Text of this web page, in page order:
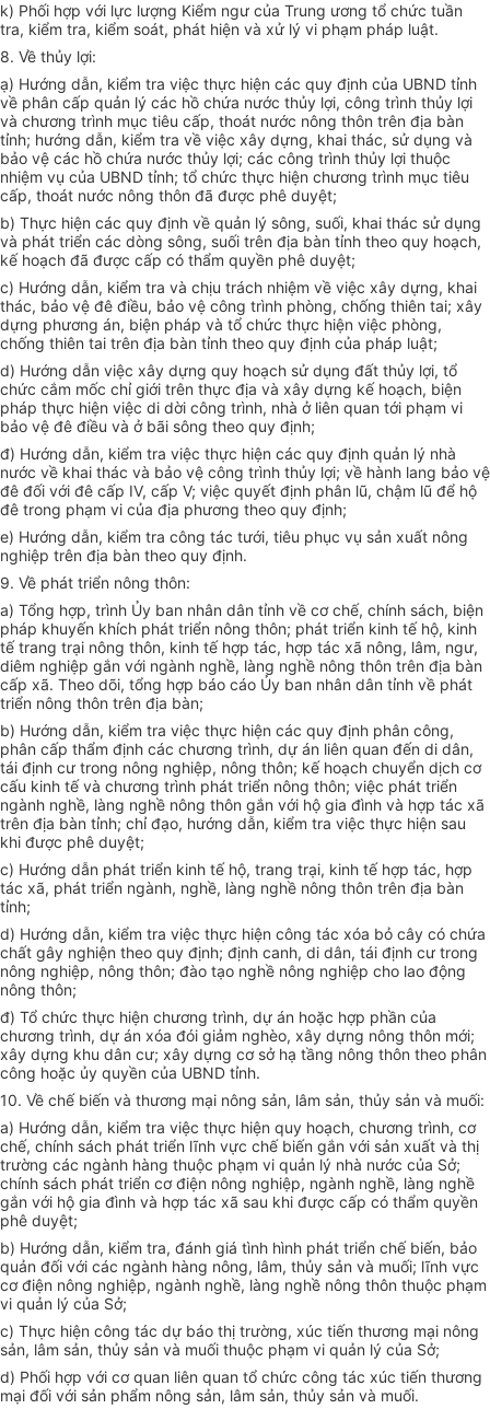
k) Phối hợp với lực lượng Kiểm ngư của Trung ương tổ chức tuần
tra, kiểm tra, kiểm soát, phát hiện và xử lý vi phạm pháp luật.
8. Về thủy lợi:
ạ) Hướng dẫn, kiểm tra việc thực hiện các quy định của UBND tỉnh
về phân cấp quản lý các hồ chứa nước thủy lợi, công trình thủy lợi
và chương trình mục tiêu cấp, thoát nước nông thôn trên địa bàn
tỉnh; hướng dẫn, kiểm tra về việc xây dựng, khai thác, sử dụng và
bảo vệ các hồ chứa nước thủy lợi; các công trình thủy lợi thuộc
nhiệm vụ của UBND tỉnh; tổ chức thực hiện chương trình mục tiêu
cấp, thoát nước nông thôn đã được phê duyệt;
b) Thực hiện các quy định về quản lý sông, suối, khai thác sử dụng
và phát triển các dòng sông, suối trên địa bàn tỉnh theo quy hoạch,
kế hoạch đã được cấp có thẩm quyền phê duyệt;
c) Hướng dẫn, kiểm tra và chịu trách nhiệm về việc xây dựng, khai
thác, bảo vệ đê điều, bảo vệ công trình phòng, chống thiên tai; xây
dựng phương án, biện pháp và tổ chức thực hiện việc phòng,
chống thiên tai trên địa bàn tỉnh theo quy định của pháp luật;
d) Hướng dẫn việc xây dựng quy hoạch sử dụng đất thủy lợi, tổ
chức cắm mốc chỉ giới trên thực địa và xây dựng kế hoạch, biện
pháp thực hiện việc di dời công trình, nhà ở liên quan tới phạm vi
bảo vệ đê điều và ở bãi sông theo quy định;
đ) Hướng dẫn, kiểm tra việc thực hiện các quy định quản lý nhà
nước về khai thác và bảo vệ công trình thủy lợi; về hành lang bảo vệ
đê đối với đê cấp IV, cấp V; việc quyết định phân lũ, chậm lũ để hộ
đê trong phạm vi của địa phương theo quy định;
e) Hướng dẫn, kiểm tra công tác tưới, tiêu phục vụ sản xuất nông
nghiệp trên địa bàn theo quy định.
9. Về phát triển nông thôn:
a) Tổng hợp, trình Ủy ban nhân dân tỉnh về cơ chế, chính sách, biện
pháp khuyến khích phát triển nông thôn; phát triển kinh tế hộ, kinh
tế trang trại nông thôn, kinh tế hợp tác, hợp tác xã nông, lâm, ngư,
diêm nghiệp gắn với ngành nghề, làng nghề nông thôn trên địa bàn
cấp xã. Theo dõi, tổng hợp báo cáo Ủy ban nhân dân tỉnh về phát
triển nông thôn trên địa bàn;
b) Hướng dẫn, kiểm tra việc thực hiện các quy định phân công,
phân cấp thẩm định các chương trình, dự án liên quan đến di dân,
tái định cư trong nông nghiệp, nông thôn; kế hoạch chuyển dịch cơ
cấu kinh tế và chương trình phát triển nông thôn; việc phát triển
ngành nghề, làng nghề nông thôn gắn với hộ gia đình và hợp tác xã
trên địa bàn tỉnh; chỉ đạo, hướng dẫn, kiểm tra việc thực hiện sau
khi được phê duyệt;
c) Hướng dẫn phát triển kinh tế hộ, trang trại, kinh tế hợp tác, hợp
tác xã, phát triển ngành, nghề, làng nghề nông thôn trên địa bàn
tỉnh;
d) Hướng dẫn, kiểm tra việc thực hiện công tác xóa bỏ cây có chứa
chất gây nghiện theo quy định; định canh, di dân, tái định cư trong
nông nghiệp, nông thôn; đào tạo nghề nông nghiệp cho lao động
nông thôn;
đ) Tổ chức thực hiện chương trình, dự án hoặc hợp phần của
chương trình, dự án xóa đói giảm nghèo, xây dựng nông thôn mới;
xây dựng khu dân cư; xây dựng cơ sở hạ tầng nông thôn theo phân
công hoặc ủy quyền của UBND tỉnh.
10. Về chế biến và thương mại nông sản, lâm sản, thủy sản và muối:
a) Hướng dẫn, kiểm tra việc thực hiện quy hoạch, chương trình, cơ
chế, chính sách phát triển lĩnh vực chế biến gắn với sản xuất và thị
trường các ngành hàng thuộc phạm vi quản lý nhà nước của Sở;
chính sách phát triển cơ điện nông nghiệp, ngành nghề, làng nghề
gắn với hộ gia đình và hợp tác xã sau khi được cấp có thẩm quyền
phê duyệt;
b) Hướng dẫn, kiểm tra, đánh giá tình hình phát triển chế biến, bảo
quản đối với các ngành hàng nông, lâm, thủy sản và muối; lĩnh vực
cơ điện nông nghiệp, ngành nghề, làng nghề nông thôn thuộc phạm
vi quản lý của Sở;
c) Thực hiện công tác dự báo thị trường, xúc tiến thương mại nông
sản, lâm sản, thủy sản và muối thuộc phạm vi quản lý của Sở;
d) Phối hợp với cơ quan liên quan tổ chức công tác xúc tiến thương
mại đối với sản phẩm nông sản, lâm sản, thủy sản và muối.